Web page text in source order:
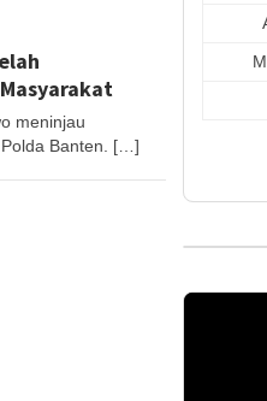
meninjau
Banten. […]